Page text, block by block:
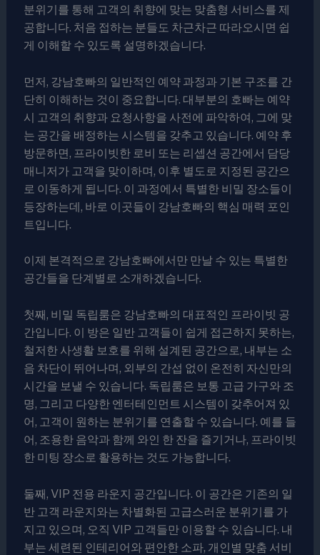
분위기를 통해 고객의 취향에 맞는 맞춤형 서비스를 제
공합니다. 처음 접하는 분들도 차근차근 따라오시면 쉽
게 이해할 수 있도록 설명하겠습니다.
먼저, 강남호빠의 일반적인 예약 과정과 기본 구조를 간
단히 이해하는 것이 중요합니다. 대부분의 호빠는 예약
시 고객의 취향과 요청사항을 사전에 파악하여, 그에 맞
는 공간을 배정하는 시스템을 갖추고 있습니다. 예약 후
방문하면, 프라이빗한 로비 또는 리셉션 공간에서 담당
매니저가 고객을 맞이하며, 이후 별도로 지정된 공간으
로 이동하게 됩니다. 이 과정에서 특별한 비밀 장소들이
등장하는데, 바로 이곳들이 강남호빠의 핵심 매력 포인
트입니다.
이제 본격적으로 강남호빠에서만 만날 수 있는 특별한
공간들을 단계별로 소개하겠습니다.
첫째, 비밀 독립룸은 강남호빠의 대표적인 프라이빗 공
간입니다. 이 방은 일반 고객들이 쉽게 접근하지 못하는,
철저한 사생활 보호를 위해 설계된 공간으로, 내부는 소
음 차단이 뛰어나며, 외부의 간섭 없이 온전히 자신만의
시간을 보낼 수 있습니다. 독립룸은 보통 고급 가구와 조
명, 그리고 다양한 엔터테인먼트 시스템이 갖추어져 있
어, 고객이 원하는 분위기를 연출할 수 있습니다. 예를 들
어, 조용한 음악과 함께 와인 한 잔을 즐기거나, 프라이빗
한 미팅 장소로 활용하는 것도 가능합니다.
둘째, VIP 전용 라운지 공간입니다. 이 공간은 기존의 일
반 고객 라운지와는 차별화된 고급스러운 분위기를 가
지고 있으며, 오직 VIP 고객들만 이용할 수 있습니다. 내
부는 세련된 인테리어와 편안한 소파, 개인별 맞춤 서비